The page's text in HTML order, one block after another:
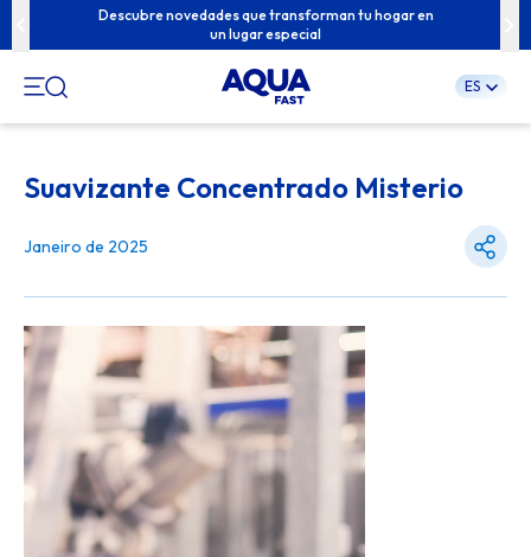
Descubre novedades que transforman tu hogar en
un lugar especial
ES
Suavizante Concentrado Misterio
Janeiro de 2025